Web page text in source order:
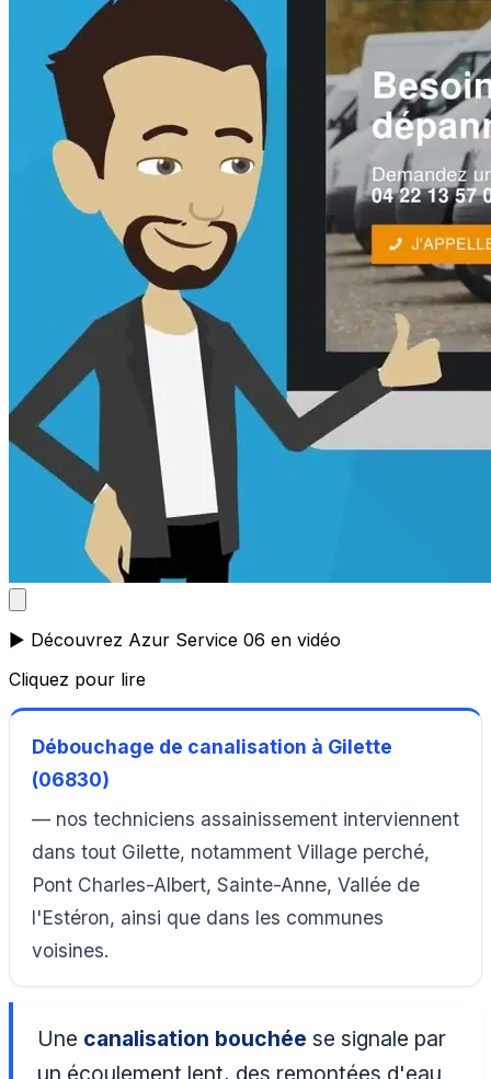
▶️ Découvrez Azur Service 06 en vidéo
Cliquez pour lire
Débouchage de canalisation à Gilette
(06830)
— nos techniciens assainissement interviennent
dans tout Gilette, notamment Village perché,
Pont Charles-Albert, Sainte-Anne, Vallée de
l'Estéron, ainsi que dans les communes
voisines.
Une canalisation bouchée se signale par